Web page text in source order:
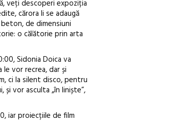
veți descoperi expoziția
cărora li se adaugă
de dimensiuni
o călătorie prin arta
Sidonia Doica va
vor recrea, dar și
ci la silent disco, pentru
vor asculta „în liniște”,
iar proiecțiile de film